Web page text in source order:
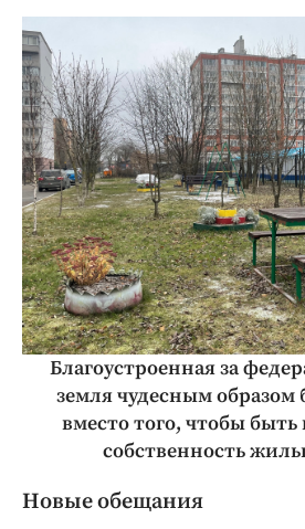
Благоустроенная за
земля чудесным образом
вместо того, чтобы
собственность
Новые обещания